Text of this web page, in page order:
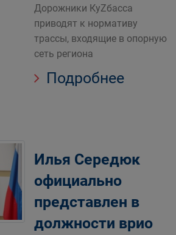
Дорожники КуZбасса
приводят к нормативу
трассы, входящие в опорную
сеть региона
Подробнее
Илья Середюк
официально
представлен в
должности врио